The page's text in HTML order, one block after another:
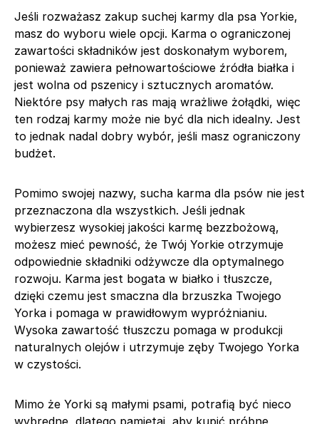
Jeśli rozważasz zakup suchej karmy dla psa Yorkie,
masz do wyboru wiele opcji. Karma o ograniczonej
zawartości składników jest doskonałym wyborem,
ponieważ zawiera pełnowartościowe źródła białka i
jest wolna od pszenicy i sztucznych aromatów.
Niektóre psy małych ras mają wrażliwe żołądki, więc
ten rodzaj karmy może nie być dla nich idealny. Jest
to jednak nadal dobry wybór, jeśli masz ograniczony
budżet.
Pomimo swojej nazwy, sucha karma dla psów nie jest
przeznaczona dla wszystkich. Jeśli jednak
wybierzesz wysokiej jakości karmę bezzbożową,
możesz mieć pewność, że Twój Yorkie otrzymuje
odpowiednie składniki odżywcze dla optymalnego
rozwoju. Karma jest bogata w białko i tłuszcze,
dzięki czemu jest smaczna dla brzuszka Twojego
Yorka i pomaga w prawidłowym wypróżnianiu.
Wysoka zawartość tłuszczu pomaga w produkcji
naturalnych olejów i utrzymuje zęby Twojego Yorka
w czystości.
Mimo że Yorki są małymi psami, potrafią być nieco
wybredne, dlatego pamiętaj, aby kupić próbne